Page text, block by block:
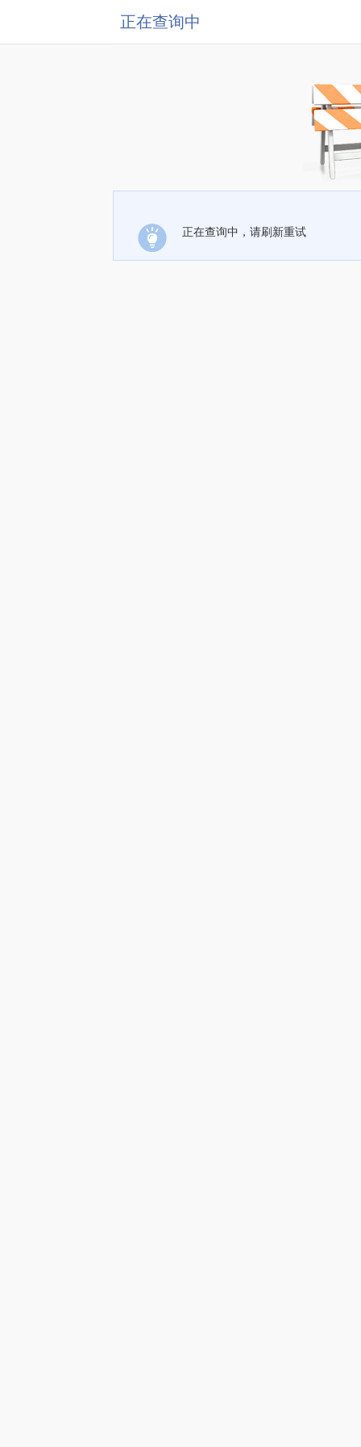
正在查询中
正在查询中，请刷新重试